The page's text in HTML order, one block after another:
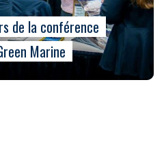
de la conférence
Marine